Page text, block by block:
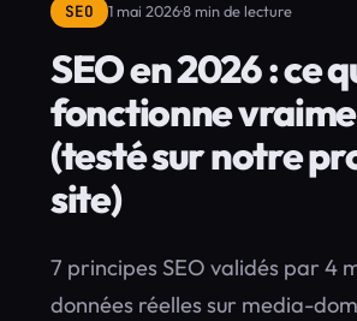
SEO 1 mai 2026·8 min de lecture
SEO en 2026 : ce
fonctionne
(testé sur notre
site)
7 principes SEO validés par 4
données réelles sur media-